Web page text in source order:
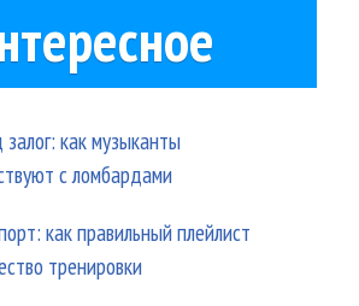
как музыканты
с ломбардами
как правильный плейлист
тренировки